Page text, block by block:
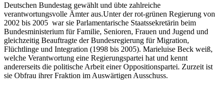
Deutschen Bundestag gewählt und übte zahlreiche
verantwortungsvolle Ämter aus.Unter der rot-grünen Regierung von
2002 bis 2005 war sie Parlamentarische Staatssekretärin beim
Bundesministerium für Familie, Senioren, Frauen und Jugend und
gleichzeitig Beauftragte der Bundesregierung für Migration,
Flüchtlinge und Integration (1998 bis 2005). Marieluise Beck weiß,
welche Verantwortung eine Regierungspartei hat und kennt
andererseits die politische Arbeit einer Oppositionspartei. Zurzeit ist
sie Obfrau ihrer Fraktion im Auswärtigen Ausschuss.